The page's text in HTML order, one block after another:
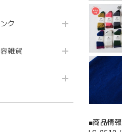
ク
雑貨
■商品情